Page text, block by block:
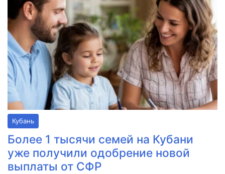
Кубань
Более 1 тысячи семей на Кубани
уже получили одобрение новой
выплаты от СФР